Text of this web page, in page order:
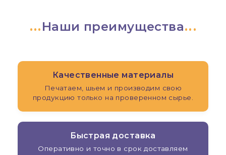
Наши преимущества
Качественные материалы
Печатаем, шьем и производим свою
продукцию только на проверенном сырье.
Быстрая доставка
Оперативно и точно в срок доставляем